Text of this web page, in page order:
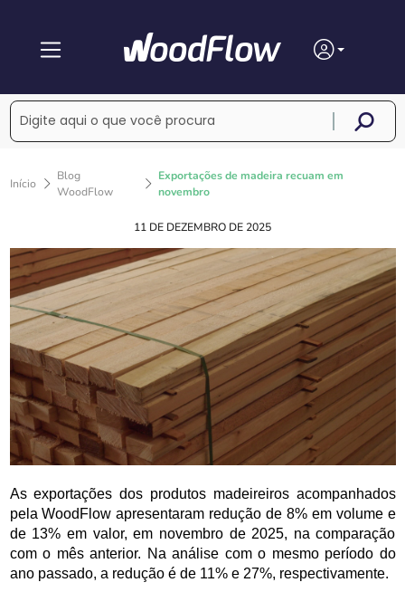
Início
Blog
WoodFlow
Exportações de madeira recuam em
novembro
11 DE DEZEMBRO DE 2025
As exportações dos produtos madeireiros acompanhados
pela WoodFlow apresentaram redução de 8% em volume e
de 13% em valor, em novembro de 2025, na comparação
com o mês anterior. Na análise com o mesmo período do
ano passado, a redução é de 11% e 27%, respectivamente.